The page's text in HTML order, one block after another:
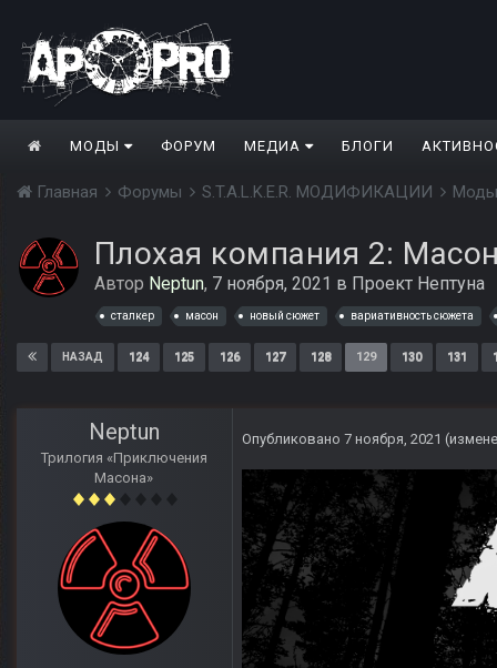
МОДЫ ФОРУМ МЕДИА БЛОГИ
Главная Форумы S.T.A.L.K.E.R. МОДИФИКАЦИИ
Плохая компания 2:
Автор Neptun, 7 ноября, 2021 в Проект Нептуна
сталкер масон новый сюжет вариативность сюжета
НАЗАД 124 125 126 127 128 129 130 131
Neptun
Трилогия «Приключения
Масона»
Опубликовано 7 ноября, 2021